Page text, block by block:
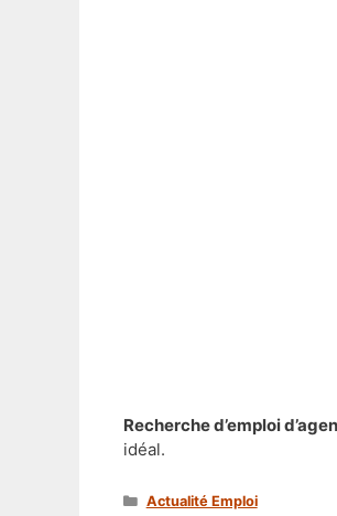
Recherche d’emploi
idéal.
Catégories
Actualité Emploi